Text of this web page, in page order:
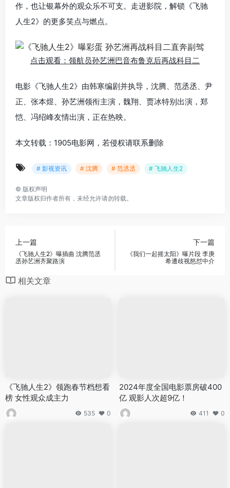
作，也让银幕外的观众乐不可支。走进影院，解锁《飞驰
人生2》的更多笑点与燃点。
点击观看：领航员孙艺洲巴音布鲁克后再战科目二
电影《飞驰人生2》由韩寒编剧并执导，沈腾、范丞丞、尹
正、张本煜、孙艺洲领衔主演，魏翔、贾冰特别出演，郑
恺、冯绍峰友情出演，正在热映。
本文转载：1905电影网，若侵权请联系删除
# 影视资讯 # 沈腾 # 范丞丞 # 飞驰人生2
© 版权声明
文章版权归作者所有，未经允许请勿转载。
上一篇
《飞驰人生2》曝插曲 沈腾范丞
丞孙艺洲齐聚路演
下一篇
《我们一起摇太阳》曝片段 李庚
希遭歧视怒怼中介
相关文章
《飞驰人生2》领跑春节档想看
榜 女性观众成主力
535 0
2024年度全国电影票房破400
亿 观影人次超9亿！
411 0